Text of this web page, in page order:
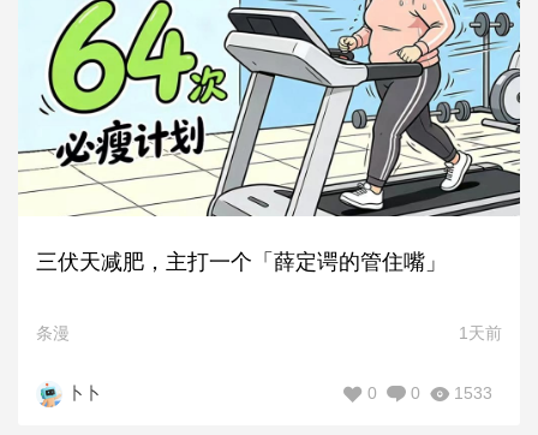
三伏天减肥，主打一个「薛定谔的管住嘴」
条漫 1天前
卜卜 1533
0
0